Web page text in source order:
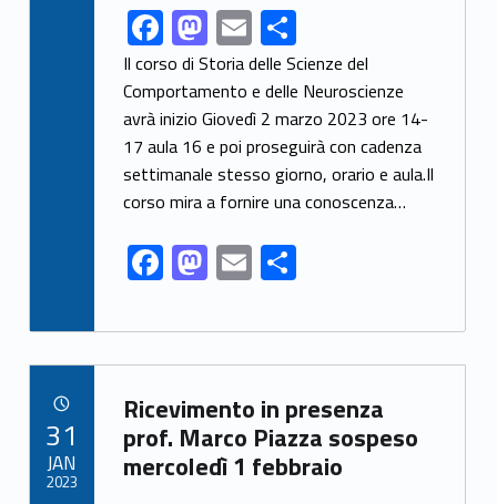
Link identifier share facebook archive #share-link-archive-2945F
ac
e
b
o
o
k
M
as
to
d
o
n
E
m
ai
l
C
o
n
di
vi
di
Il corso di Storia delle Scienze del
Comportamento e delle Neuroscienze
avrà inizio Giovedì 2 marzo 2023 ore 14-
17 aula 16 e poi proseguirà con cadenza
settimanale stesso giorno, orario e aula.Il
corso mira a fornire una conoscenza…
F
ac
e
b
o
o
k
M
as
to
d
o
n
E
m
ai
l
C
n
di
vi
di
Link identifier archive #link-archive-23199
Ricevimento in presenza
prof. Marco Piazza sospeso
mercoledì 1 febbraio
31
JAN
2023